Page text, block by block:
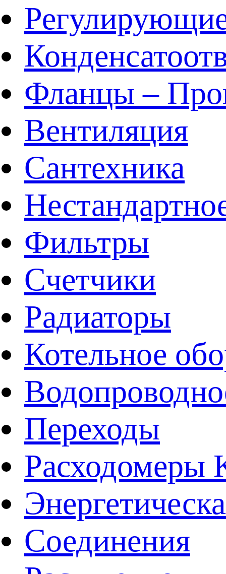
Фланцы –
Вентиляция
Сантехника
Фильтры
Счетчики
Радиаторы
Котельное
Переходы
Расходомеры
Соединения